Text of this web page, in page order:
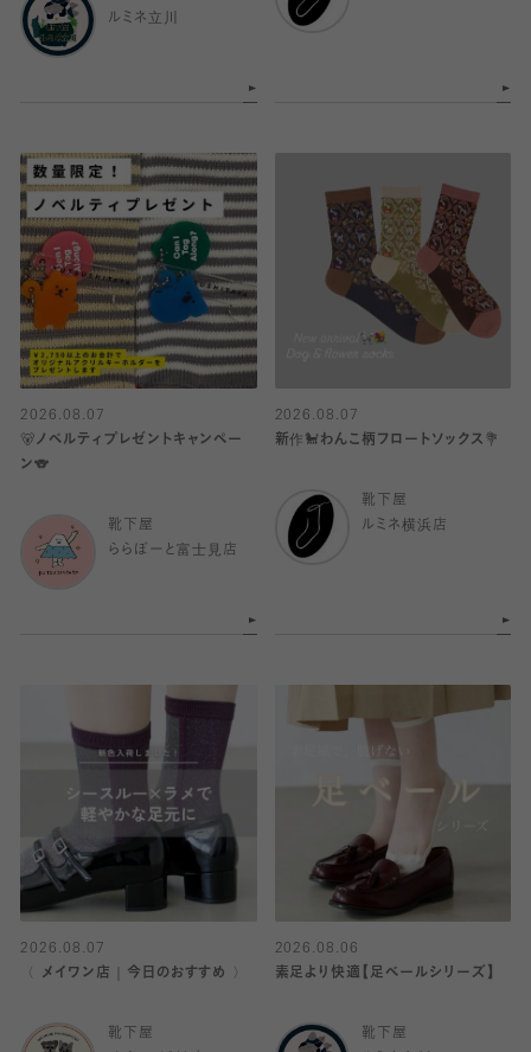
ルミネ立川
2026.08.07
🐻ノベルティプレゼントキャンペー
ン🐨
靴下屋
ららぽーと富士見店
2026.08.07
新作🐩わんこ柄フロートソックス💐
靴下屋
ルミネ横浜店
2026.08.07
〈 メイワン店｜今日のおすすめ 〉
靴下屋
2026.08.06
素足より快適【足ベールシリーズ】
靴下屋